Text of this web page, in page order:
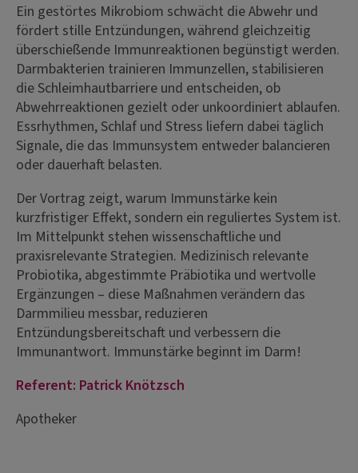
Ein gestörtes Mikrobiom schwächt die Abwehr und
fördert stille Entzündungen, während gleichzeitig
überschießende Immunreaktionen begünstigt werden.
Darmbakterien trainieren Immunzellen, stabilisieren
die Schleimhautbarriere und entscheiden, ob
Abwehrreaktionen gezielt oder unkoordiniert ablaufen.
Essrhythmen, Schlaf und Stress liefern dabei täglich
Signale, die das Immunsystem entweder balancieren
oder dauerhaft belasten.
Der Vortrag zeigt, warum Immunstärke kein
kurzfristiger Effekt, sondern ein reguliertes System ist.
Im Mittelpunkt stehen wissenschaftliche und
praxisrelevante Strategien. Medizinisch relevante
Probiotika, abgestimmte Präbiotika und wertvolle
Ergänzungen – diese Maßnahmen verändern das
Darmmilieu messbar, reduzieren
Entzündungsbereitschaft und verbessern die
Immunantwort. Immunstärke beginnt im Darm!
Referent: Patrick Knötzsch
Apotheker